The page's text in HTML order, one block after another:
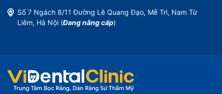
Số 7 Ngách 8/11 Đường Lê Quang Đạo, Mễ Trì, Nam Từ
Liêm, Hà Nội (Đang nâng cấp)